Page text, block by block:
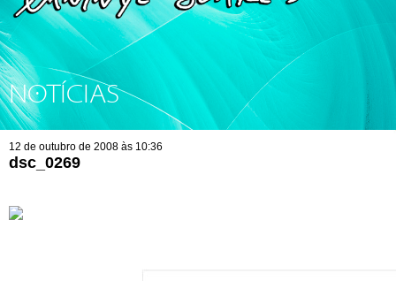
NOTÍCIAS
12 de outubro de 2008 às 10:36
dsc_0269